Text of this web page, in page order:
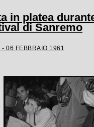
in platea
di Sanremo
06 FEBBRAIO 1961